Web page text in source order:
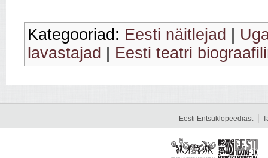
Kategooriad: Eesti näitlejad
lavastajad
Eesti teatri
Eesti Entsüklopeediast